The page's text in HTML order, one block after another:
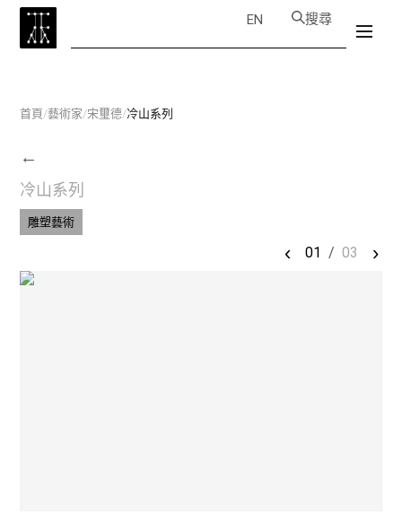
EN 搜尋
首頁/藝術家/宋璽德/冷山系列
←
冷山系列
雕塑藝術
‹ 01 / 03 ›